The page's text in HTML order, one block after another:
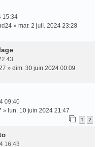
15:34
» mar. 2 juil. 2024 23:28
» dim. 30 juin 2024 00:09
09:40
» lun. 10 juin 2024 21:47
1 2
16:43